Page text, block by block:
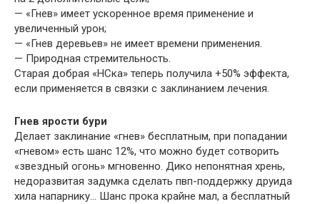
— «Гнев» имеет ускоренное время применение и
увеличенный урон;
— «Гнев деревьев» не имеет времени применения.
— Природная стремительность.
Старая добрая «НСка» теперь получила +50% эффекта,
если применяется в связки с заклинанием лечения.
Гнев ярости бури
Делает заклинание «гнев» бесплатным, при попадании
«гневом» есть шанс 12%, что можно будет сотворить
«звездный огонь» мгновенно. Дико непонятная хрень,
недоразвитая задумка сделать пвп-поддержку друида
хила напарнику… Шанс прока крайне мал, а бесплатный